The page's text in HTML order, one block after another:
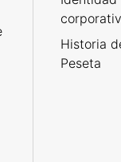
Historia
Peseta